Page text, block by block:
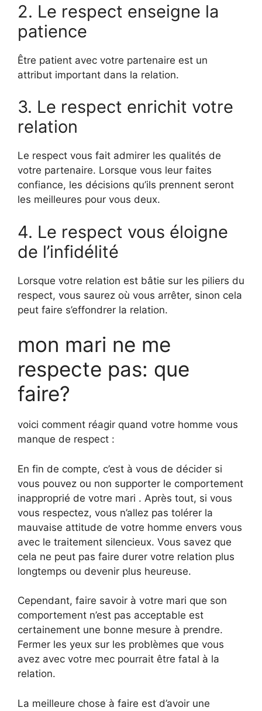
2. Le respect enseigne la
patience
Être patient avec votre partenaire est un
attribut important dans la relation.
3. Le respect enrichit votre
relation
Le respect vous fait admirer les qualités de
votre partenaire. Lorsque vous leur faites
confiance, les décisions qu’ils prennent seront
les meilleures pour vous deux.
4. Le respect vous éloigne
de l’infidélité
Lorsque votre relation est bâtie sur les piliers du
respect, vous saurez où vous arrêter, sinon cela
peut faire s’effondrer la relation.
mon mari ne me
respecte pas: que
faire?
voici comment réagir quand votre homme vous
manque de respect :
En fin de compte, c’est à vous de décider si
vous pouvez ou non supporter le comportement
inapproprié de votre mari . Après tout, si vous
vous respectez, vous n’allez pas tolérer la
mauvaise attitude de votre homme envers vous
avec le traitement silencieux. Vous savez que
cela ne peut pas faire durer votre relation plus
longtemps ou devenir plus heureuse.
Cependant, faire savoir à votre mari que son
comportement n’est pas acceptable est
certainement une bonne mesure à prendre.
Fermer les yeux sur les problèmes que vous
avez avec votre mec pourrait être fatal à la
relation.
La meilleure chose à faire est d’avoir une